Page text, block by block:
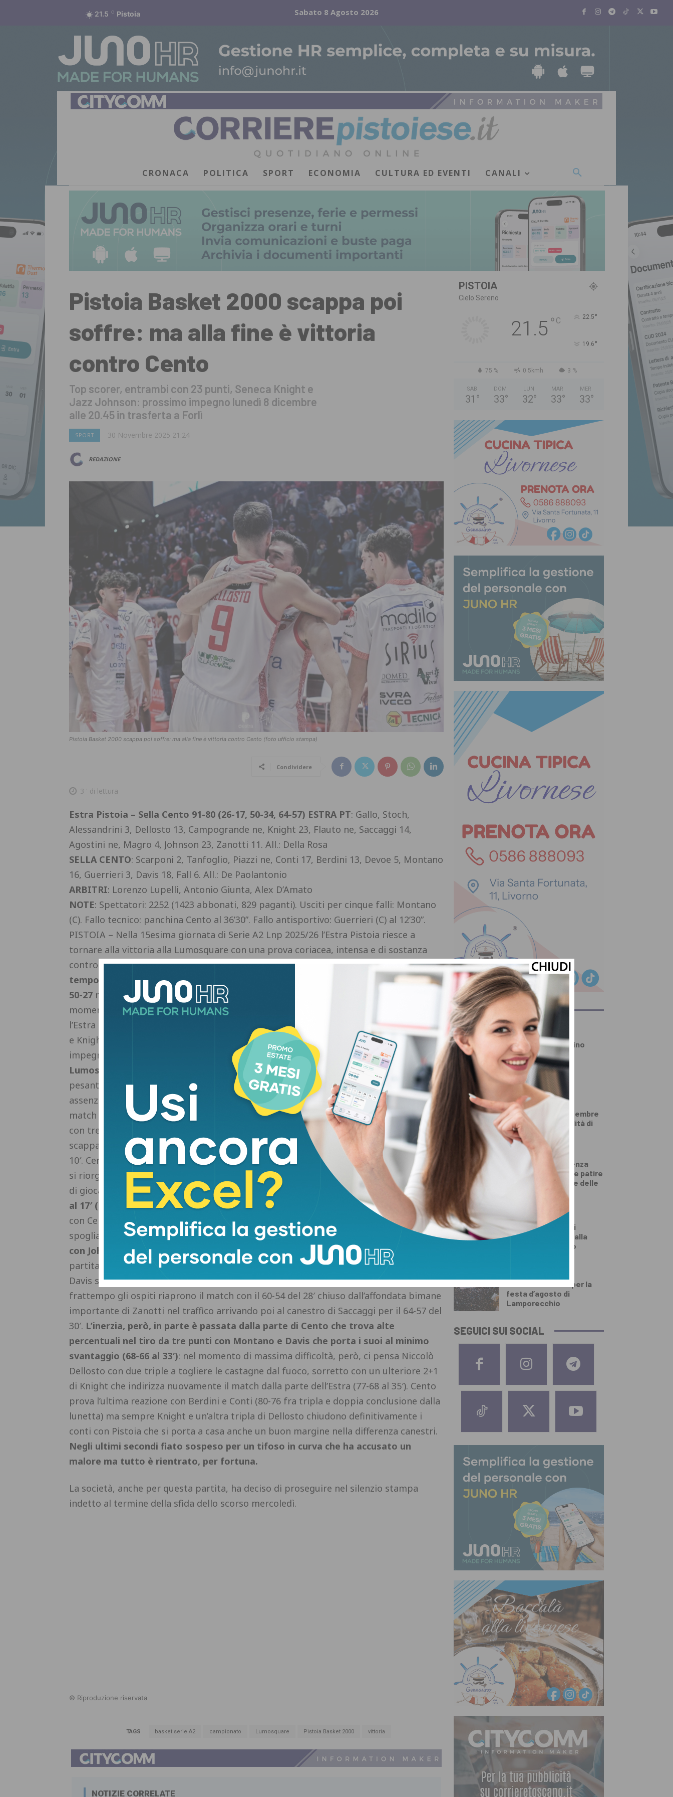
21.5 C Pistoia Sabato 8 Agosto 2026
CRONACA POLITICA SPORT ECONOMIA CULTURA ED EVENTI CANALI
Pistoia Basket 2000 scappa poi
soffre: ma alla fine è vittoria
contro Cento
Top scorer, entrambi con 23 punti, Seneca Knight e
Jazz Johnson: prossimo impegno lunedì 8 dicembre
alle 20.45 in trasferta a Forlì
SPORT 30 Novembre 2025 21:24
REDAZIONE
Pistoia Basket 2000 scappa poi soffre: ma alla fine è vittoria contro Cento (foto ufficio stampa)
Condividere
3 ' di lettura
Estra Pistoia – Sella Cento 91-80 (26-17, 50-34, 64-57) ESTRA PT: Gallo, Stoch,
Alessandrini 3, Dellosto 13, Campogrande ne, Knight 23, Flauto ne, Saccaggi 14,
Agostini ne, Magro 4, Johnson 23, Zanotti 11. All.: Della Rosa
SELLA CENTO: Scarponi 2, Tanfoglio, Piazzi ne, Conti 17, Berdini 13, Devoe 5, Montano
16, Guerrieri 3, Davis 18, Fall 6. All.: De Paolantonio
ARBITRI: Lorenzo Lupelli, Antonio Giunta, Alex D’Amato
NOTE: Spettatori: 2252 (1423 abbonati, 829 paganti). Usciti per cinque falli: Montano
(C). Fallo tecnico: panchina Cento al 36’30”. Fallo antisportivo: Guerrieri (C) al 12’30”.
PISTOIA – Nella 15esima giornata di Serie A2 Lnp 2025/26 l’Estra Pistoia riesce a
tornare alla vittoria alla Lumosquare con una prova coriacea, intensa e di sostanza
contro la Sella Cento, sconfitta per 91-80.Una sfida dai due volti con un primo
tempo da 50 punti segnati che ha spinto Pistoia anche a 23 punti di vantaggio sul
50-27 ma, da lì, è partita la rimonta degli ospiti che sono arrivati fino al -2 ma, nel
momento clou con Lorenzo Saccaggi fuori per il riacutizzarsi del suo infortunio,
l’Estra ritrova lo smalto giusto per dare il colpo finale alla partita ancora con Dellosto
e Knight. Top scorer, entrambi con 23 punti, Seneca Knight e Jazz Johnson: prossimo
impegno lunedì 8 dicembre alle 20.45 in trasferta a Forlì. Clima di grande festa alla
Lumosquare
visto il gemellaggio fra le due tifoserie ma i due punti in palio sono
pesantissimi e coach Della Rosa rimette in quintetto Saccaggi e Magro dopo le
assenze contro Avellino. L’inizio è sprint per l’Estra che mette subito le mani sul
match (8-0 Knight al 4′ e timeout ospite) con Cento che nel primo quarto si difende
con tre triple di Montano (16-7) ma Pistoia fa la voce grossa con Johnson e Zanotti
scappando via sul 23-7 col 41 che schiaccia e poi nel pitturato chiude per il 26-17 del
10′. Cento prova a sparigliare le carte e Guerrieri si fa sentire (28-21 al 11′) ma Pistoia
si riorganizza e sprinta via nuovamente con un buon impatto di Dellosto. Poi un paio
di giocate in combinata di Knight e Johnson fanno fuggire via l’Estra prima sul 40-25
al 17′ (con il #22) e poi sul massimo vantaggio del 50-27
con Saccaggi dalla lunetta
con Cento che, però, rintuzza prima del suono della sirena e Conti manda negli
spogliatoi sul 50-34. In apertura di terzo periodo l’Estra tocca nuovamente il +20
con Johnson
, poi Cento inizia ad aggiustare la mira da tre punti e cerca di riaprire la
partita con percentuali che non si erano viste fino a quel momento: Berdini, Conti e
Davis suonano la carica con Pistoia che riesce a reagire solo con Johnson ma nel
frattempo gli ospiti riaprono il match con il 60-54 del 28′ chiuso dall’affondata bimane
importante di Zanotti nel traffico arrivando poi al canestro di Saccaggi per il 64-57 del
30′. L’inerzia, però, in parte è passata dalla parte di Cento che trova alte
percentuali nel tiro da tre punti con Montano e Davis che porta i suoi al minimo
svantaggio (68-66 al 33′): nel momento di massima difficoltà, però, ci pensa Niccolò
Dellosto con due triple a togliere le castagne dal fuoco, sorretto con un ulteriore 2+1
di Knight che indirizza nuovamente il match dalla parte dell’Estra (77-68 al 35′). Cento
prova l’ultima reazione con Berdini e Conti (80-76 fra tripla e doppia conclusione dalla
lunetta) ma sempre Knight e un’altra tripla di Dellosto chiudono definitivamente i
conti con Pistoia che si porta a casa anche un buon margine nella differenza canestri.
Negli ultimi secondi fiato sospeso per un tifoso in curva che ha accusato un
malore ma tutto è rientrato, per fortuna.
La società, anche per questa partita, ha deciso di proseguire nel silenzio stampa
indetto al termine della sfida dello scorso mercoledì.
© Riproduzione riservata
TAGS basket serie A2 campionato Lumosquare Pistoia Basket 2000 vittoria
NOTIZIE CORRELATE
PISTOIA
Cielo Sereno
21.5° C 22.5°
19.6°
75 % 0.5kmh 3 %
SAB
31 °
DOM
33°
LUN
32°
MAR
33°
MER
33°
ULTIMI ARTICOLI
PRIMO PIANO
Quarrata ricorda Gino
Bracali, Giordano
Cappellini e Mario
Innocenti
PRIMO PIANO
Carta d’identità
elettronica, a settembre
cambiano le modalità di
rilascio
SALUTE E BENESSERE
Come dimagrire senza
contare le calorie e patire
la fame? La lezione delle
Un’altra giornata di
incendi di bosco, dalla
Toscana al Mugello
Numeri da record per la
festa d’agosto di
Lamporecchio
SEGUICI SUI SOCIAL